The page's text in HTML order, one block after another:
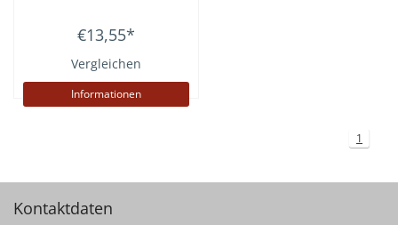
€13,55*
Vergleichen
Informationen
1
Kontaktdaten